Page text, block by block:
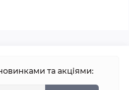
та акціями: